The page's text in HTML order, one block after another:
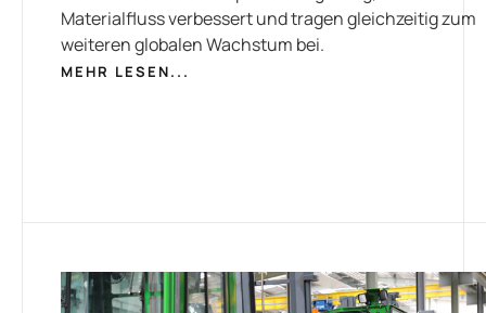
Materialfluss verbessert und tragen gleichzeitig zum
weiteren globalen Wachstum bei.
MEHR LESEN...